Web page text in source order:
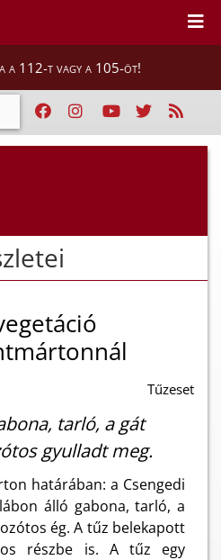
a 112-t vagy a 105-öt!
Tűzeset
tarló, a gát
gyulladt meg.
határában: a Csengedi
álló gabona, tarló, a
ég. A tűz belekapott
részbe is. A tűz egy